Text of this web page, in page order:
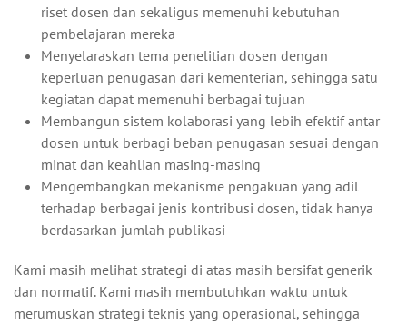
riset dosen dan sekaligus memenuhi kebutuhan
pembelajaran mereka
Menyelaraskan tema penelitian dosen dengan
keperluan penugasan dari kementerian, sehingga satu
kegiatan dapat memenuhi berbagai tujuan
Membangun sistem kolaborasi yang lebih efektif antar
dosen untuk berbagi beban penugasan sesuai dengan
minat dan keahlian masing-masing
Mengembangkan mekanisme pengakuan yang adil
terhadap berbagai jenis kontribusi dosen, tidak hanya
berdasarkan jumlah publikasi
Kami masih melihat strategi di atas masih bersifat generik
dan normatif. Kami masih membutuhkan waktu untuk
merumuskan strategi teknis yang operasional, sehingga